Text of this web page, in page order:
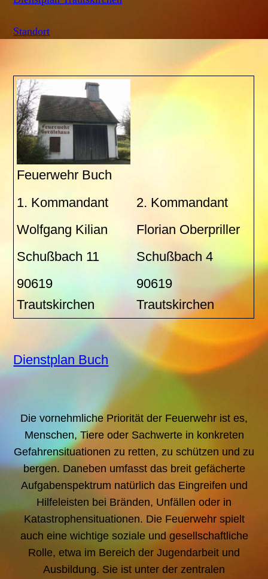
Standort
Feuerwehr Buch
1. Kommandant
2. Kommandant
Wolfgang Kilian
Florian Oberpriller
Schußbach 11
Schußbach 4
90619
Trautskirchen
90619
Trautskirchen
Dienstplan Buch
Die vornehmliche Priorität der Feuerwehr ist es,
Menschen, Tiere oder Sachwerte in konkreten
Gefahrensituationen zu retten, zu schützen und zu
bergen. Daneben umfasst das breit gefächerte
Aufgabenspektrum natürlich das Eingreifen und
Hilfeleisten bei Bränden, Unfällen oder in
Katastrophensituationen. Die Feuerwehr spielt
auch eine wichtige soziale und gesellschaftliche
Rolle, etwa im Bereich der Jugendarbeit und
Ausbildung. Sie ist unter der zentralen